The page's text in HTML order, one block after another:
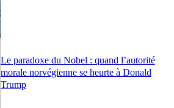
Le paradoxe du Nobel : quand l’autorité
morale norvégienne se heurte à Donald
Trump